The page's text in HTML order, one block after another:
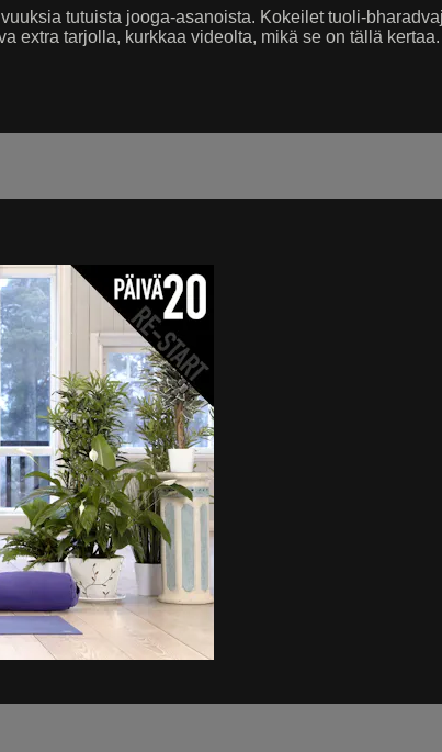
tutuista jooga-asanoista. Kokeilet tuoli-
extra tarjolla, kurkkaa videolta, mikä se on tällä kertaa.